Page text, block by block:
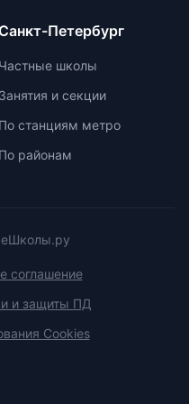
Петербург
Частные школы
Занятия и секции
По станциям метро
По районам
соглашение
и защиты ПД
Cookies